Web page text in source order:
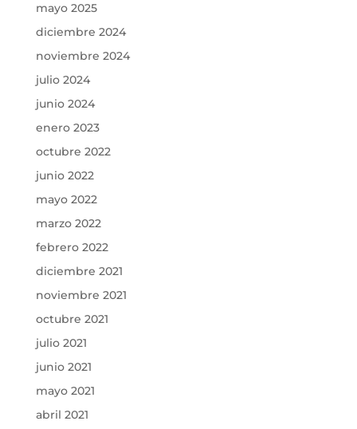
mayo 2025
diciembre 2024
noviembre 2024
julio 2024
junio 2024
enero 2023
octubre 2022
junio 2022
mayo 2022
marzo 2022
febrero 2022
diciembre 2021
noviembre 2021
octubre 2021
julio 2021
junio 2021
mayo 2021
abril 2021